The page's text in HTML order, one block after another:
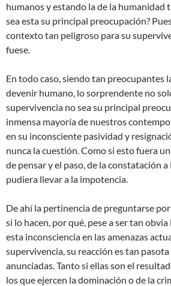
humanos y estando la de la humanidad
sea esta su principal preocupación?
contexto tan peligroso para su
fuese.
En todo caso, siendo tan preocupantes
devenir humano, lo sorprendente no
supervivencia no sea su principal
inmensa mayoría de nuestros
en su inconsciente pasividad y
nunca la cuestión. Como si esto fuera
de pensar y el paso, de la constatación
pudiera llevar a la impotencia.
De ahí la pertinencia de preguntarse
si lo hacen, por qué, pese a ser tan
esta inconsciencia en las amenazas
supervivencia, su reacción es tan
anunciadas. Tanto si ellas son el
los que ejercen la dominación o de la